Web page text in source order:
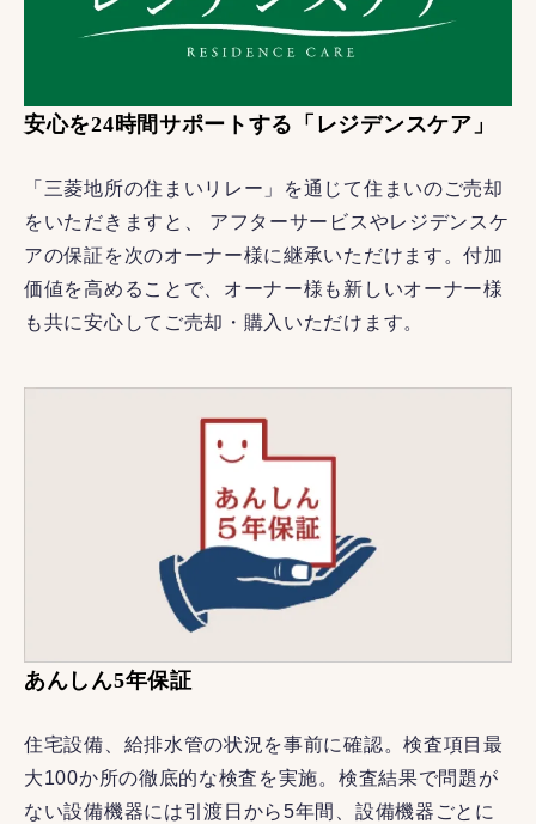
安心を24時間サポートする「レジデンスケア」
「三菱地所の住まいリレー」を通じて住まいのご売却
をいただきますと、 アフターサービスやレジデンスケ
アの保証を次のオーナー様に継承いただけます。付加
価値を高めることで、オーナー様も新しいオーナー様
も共に安心してご売却・購入いただけます。
あんしん5年保証
住宅設備、給排水管の状況を事前に確認。検査項目最
大100か所の徹底的な検査を実施。検査結果で問題が
ない設備機器には引渡日から5年間、設備機器ごとに